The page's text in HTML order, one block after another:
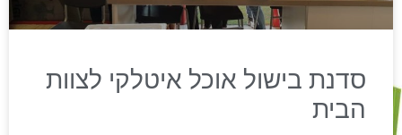
סדנת בישול אוכל איטלקי לצוות
הבית